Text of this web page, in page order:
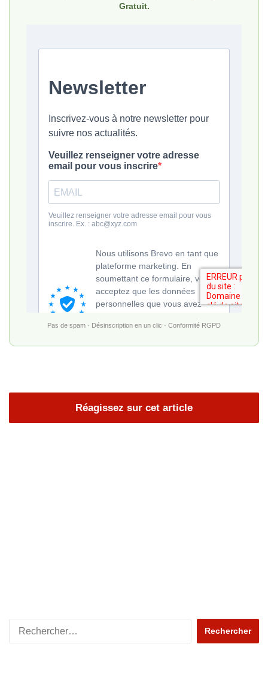
Gratuit.
Pas de spam · Désinscription en un clic · Conformité RGPD
Réagissez sur cet article